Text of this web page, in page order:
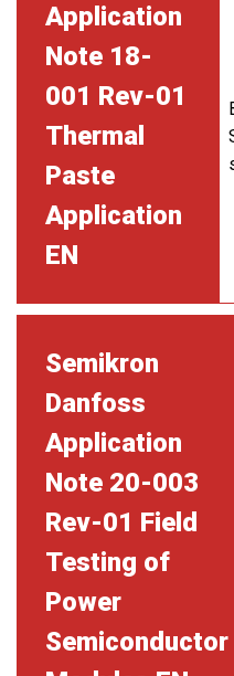
Application
Note 18-
001 Rev-01
Thermal
Paste
Application
EN
Semikron
Danfoss
Application
Note 20-003
Rev-01 Field
Testing of
Power
Semiconductor